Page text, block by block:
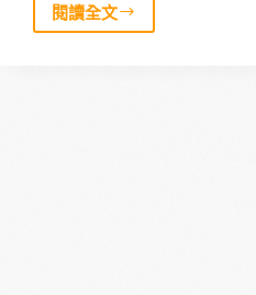
閱讀全文
114